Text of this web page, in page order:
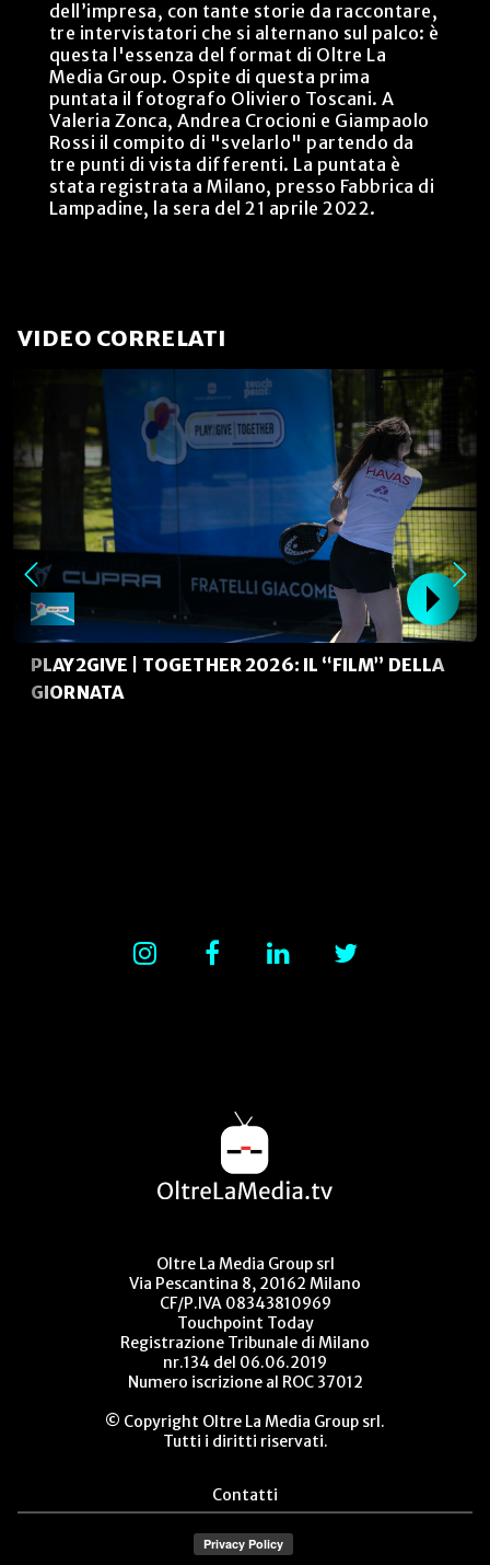
dell’impresa, con tante storie da raccontare,
tre intervistatori che si alternano sul palco: è
questa l'essenza del format di Oltre La
Media Group. Ospite di questa prima
puntata il fotografo Oliviero Toscani. A
Valeria Zonca, Andrea Crocioni e Giampaolo
Rossi il compito di "svelarlo" partendo da
tre punti di vista differenti. La puntata è
stata registrata a Milano, presso Fabbrica di
Lampadine, la sera del 21 aprile 2022.
VIDEO CORRELATI
PLAY2GIVE | TOGETHER 2026: IL “FILM” DELLA
GIORNATA
Oltre La Media Group srl
Via Pescantina 8, 20162 Milano
CF/P.IVA 08343810969
Touchpoint Today
Registrazione Tribunale di Milano
nr.134 del 06.06.2019
Numero iscrizione al ROC 37012
© Copyright Oltre La Media Group srl.
Tutti i diritti riservati.
Contatti